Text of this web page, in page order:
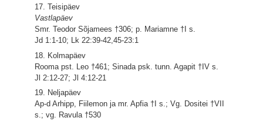
17. Teisipäev
Vastlapäev
Smr. Teodor Sõjamees †306; p. Mariamne †I s.
Jd 1:1-10; Lk 22:39-42,45-23:1
18. Kolmapäev
Rooma pst. Leo †461; Sinada psk. tunn. Agapit †IV s.
Jl 2:12-27; Jl 4:12-21
19. Neljapäev
Ap-d Arhipp, Fiilemon ja mr. Apfia †I s.; Vg. Dositei †VII
s.; vg. Ravula †530